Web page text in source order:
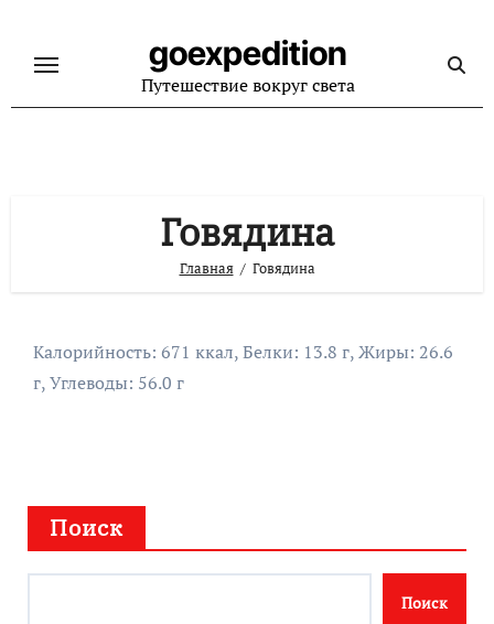
содержанию
goexpedition
Путешествие вокруг света
Говядина
Главная Говядина
Калорийность: 671 ккал, Белки: 13.8 г, Жиры: 26.6
г, Углеводы: 56.0 г
Поиск
Поиск